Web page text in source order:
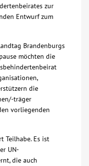
zur
Entwurf zum
Brandenburgs
möchten die
die
träger
vorliegenden
Teilhabe. Es ist
UN-
die auch